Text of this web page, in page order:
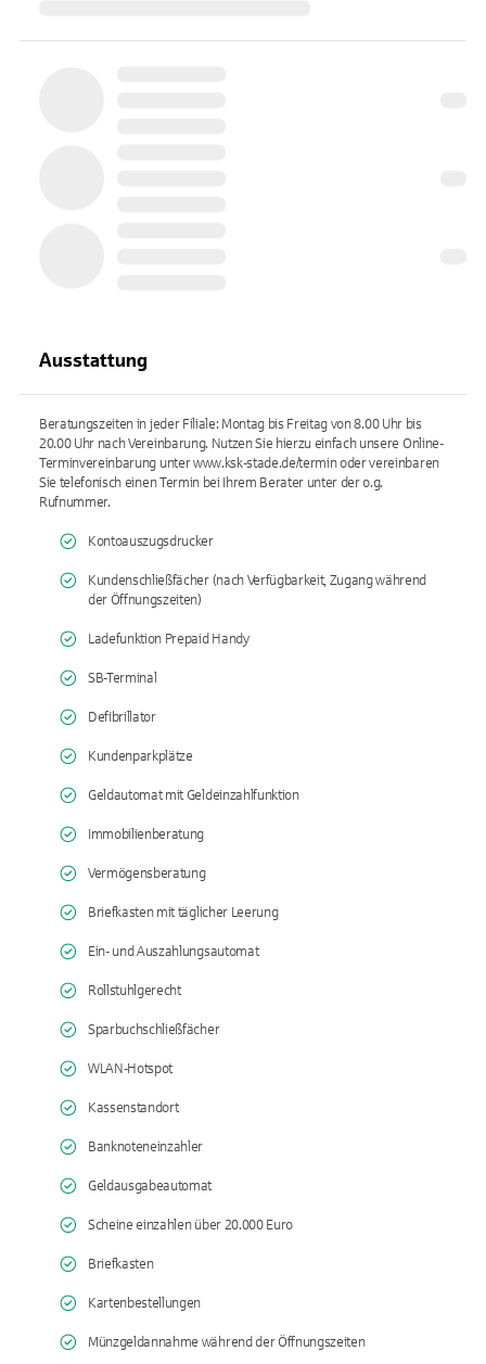
Ausstattung
Beratungszeiten in jeder Filiale: Montag bis Freitag von 8.00 Uhr bis
20.00 Uhr nach Vereinbarung. Nutzen Sie hierzu einfach unsere Online-
Terminvereinbarung unter www.ksk-stade.de/termin oder vereinbaren
Sie telefonisch einen Termin bei Ihrem Berater unter der o.g.
Rufnummer.
Kontoauszugsdrucker
Kundenschließfächer (nach Verfügbarkeit, Zugang während
der Öffnungszeiten)
Ladefunktion Prepaid Handy
SB-Terminal
Defibrillator
Kundenparkplätze
Geldautomat mit Geldeinzahlfunktion
Immobilienberatung
Vermögensberatung
Briefkasten mit täglicher Leerung
Ein- und Auszahlungsautomat
Rollstuhlgerecht
Sparbuchschließfächer
WLAN-Hotspot
Kassenstandort
Banknoteneinzahler
Geldausgabeautomat
Scheine einzahlen über 20.000 Euro
Briefkasten
Kartenbestellungen
Münzgeldannahme während der Öffnungszeiten